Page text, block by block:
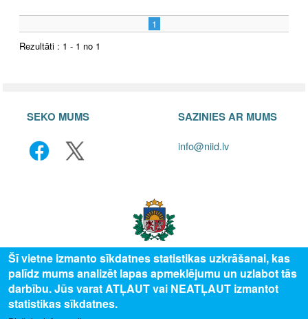
1
Rezultāti : 1 - 1 no 1
SEKO MUMS SAZINIES AR MUMS
info@niid.lv
© 2025 Valsts izglītības attīstības aģentūra, publicētā satura visas tiesības
Šī vietne izmanto sīkdatnes statistikas uzkrāšanai, kas
palīdz mums analizēt lapas apmeklējumu un uzlabot tās
darbību. Jūs varat ATĻAUT vai NEATĻAUT izmantot
statistikas sīkdatnes.